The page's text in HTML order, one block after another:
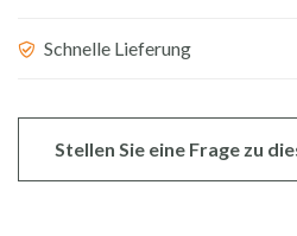
Schnelle Lieferung
Stellen Sie eine Frage zu